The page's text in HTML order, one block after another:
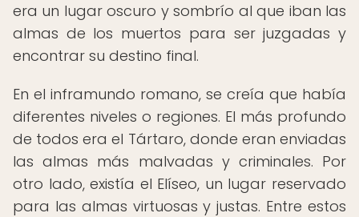
era un lugar oscuro y sombrío al que iban las
almas de los muertos para ser juzgadas y
encontrar su destino final.
En el inframundo romano, se creía que había
diferentes niveles o regiones. El más profundo
de todos era el Tártaro, donde eran enviadas
las almas más malvadas y criminales. Por
otro lado, existía el Elíseo, un lugar reservado
para las almas virtuosas y justas. Entre estos